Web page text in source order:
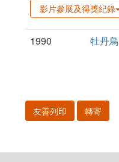
影片參展及得獎紀錄
1990 牡丹鳥
友善列印 轉寄